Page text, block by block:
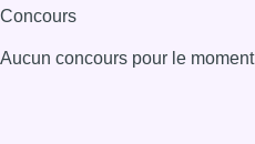
Concours
Aucun concours pour le moment